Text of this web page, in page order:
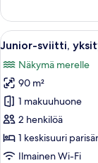
kuvat
huone,
merinäköala
(2
+
Child)
Avaa
kaikki
huonetyypin
Junior-
sviitti,
yksityinen
uima-
allas
7
Junior-sviitti,
Näkymä merelle
90 m²
1 makuuhuone
2 henkilöä
1 keskisuuri
Ilmainen Wi-Fi